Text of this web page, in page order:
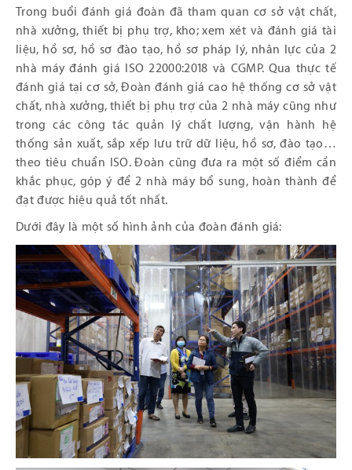
Trong buổi đánh giá đoàn đã tham quan cơ sở vật chất,
nhà xưởng, thiết bị phụ trợ, kho; xem xét và đánh giá tài
liệu, hồ sơ, hồ sơ đào tạo, hồ sơ pháp lý, nhân lực của 2
nhà máy đánh giá ISO 22000:2018 và CGMP. Qua thực tế
đánh giá tại cơ sở, Đoàn đánh giá cao hệ thống cơ sở vật
chất, nhà xưởng, thiết bị phụ trợ của 2 nhà máy cũng như
trong các công tác quản lý chất lượng, vận hành hệ
thống sản xuất, sắp xếp lưu trữ dữ liệu, hồ sơ, đào tạo…
theo tiêu chuẩn ISO. Đoàn cũng đưa ra một số điểm cần
khắc phục, góp ý để 2 nhà máy bổ sung, hoàn thành để
đạt được hiệu quả tốt nhất.
Dưới đây là một số hình ảnh của đoàn đánh giá: